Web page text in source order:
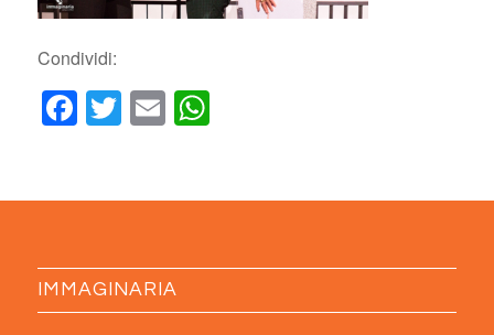
Condividi:
Facebook
Twitter
EmailWhatsApp
IMMAGINARIA